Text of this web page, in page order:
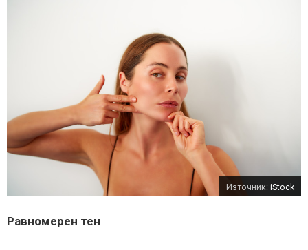
Източник: iStock
Равномерен тен